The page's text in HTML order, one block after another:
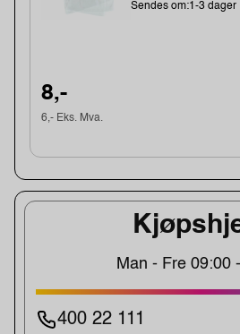
Man - Fre 09:00
400 22 111
Sendes om:1-3 dager
8,-
6,- Eks. Mva.